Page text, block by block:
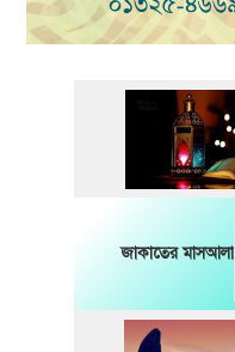
জাকাতের মাসআলা